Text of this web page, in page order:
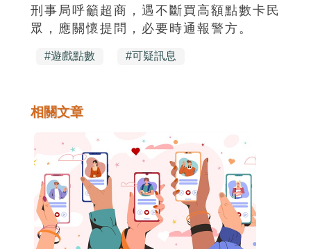
刑事局呼籲超商，遇不斷買高額點數卡民
眾，應關懷提問，必要時通報警方。
#遊戲點數 #可疑訊息
相關文章